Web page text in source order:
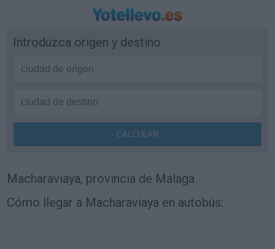
Introduzca origen y destino
Macharaviaya, provincia de Malaga
Cómo llegar a Macharaviaya en autobús: